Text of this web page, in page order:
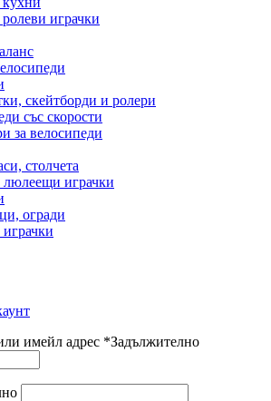
играчки
скейтборди и ролери
със скорости
за велосипеди
столчета
играчки
огради
имейл адрес *Задължително